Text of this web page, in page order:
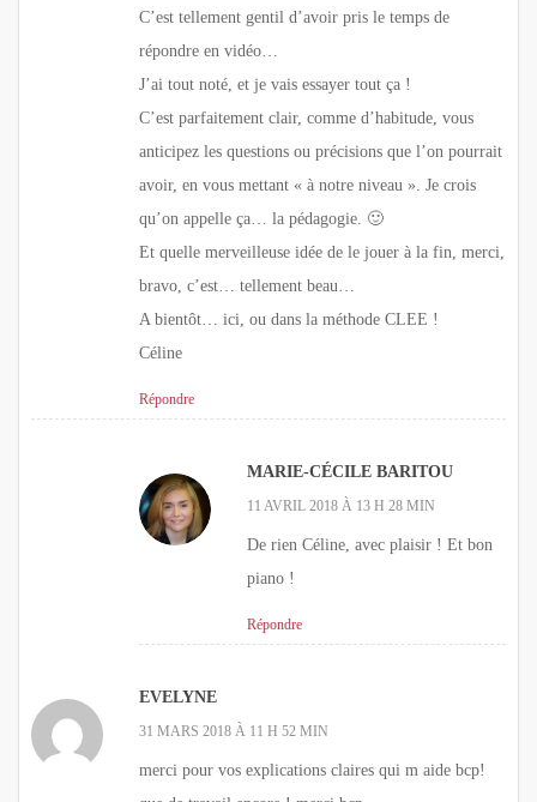
C’est tellement gentil d’avoir pris le temps de
répondre en vidéo…
J’ai tout noté, et je vais essayer tout ça !
C’est parfaitement clair, comme d’habitude, vous
anticipez les questions ou précisions que l’on pourrait
avoir, en vous mettant « à notre niveau ». Je crois
qu’on appelle ça… la pédagogie. 🙂
Et quelle merveilleuse idée de le jouer à la fin, merci,
bravo, c’est… tellement beau…
A bientôt… ici, ou dans la méthode CLEE !
Céline
Répondre
MARIE-CÉCILE BARITOU
11 AVRIL 2018 À 13 H 28 MIN
De rien Céline, avec plaisir ! Et bon
piano !
Répondre
EVELYNE
31 MARS 2018 À 11 H 52 MIN
merci pour vos explications claires qui m aide bcp!